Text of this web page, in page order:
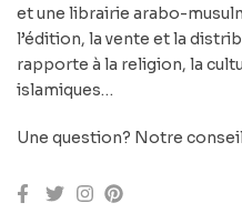
et une librairie arabo-
l’édition, la vente et la
rapporte à la religion, la
islamiques…
Une question? Notre